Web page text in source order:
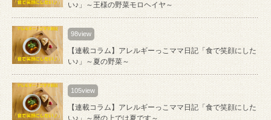
い♪」～王様の野菜モロヘイヤ～
98view
【連載コラム】アレルギーっこママ日記「食で笑顔にした
い♪」～夏の野菜～
105view
【連載コラム】アレルギーっこママ日記「食で笑顔にした